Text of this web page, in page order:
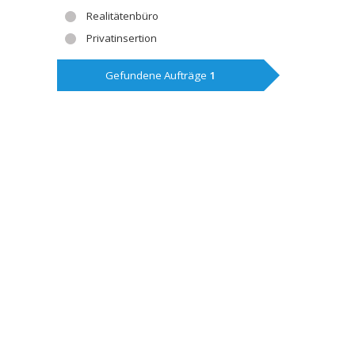
Realitätenbüro
Privatinsertion
Gefundene Aufträge 1